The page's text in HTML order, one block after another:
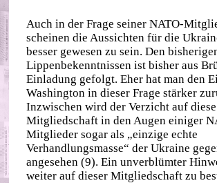
Auch in der Frage seiner NATO-
scheinen die Aussichten für die
besser gewesen zu sein. Den
Lippenbekenntnissen ist bisher aus
Einladung gefolgt. Eher hat man den
Washington in dieser Frage stärker
Inzwischen wird der Verzicht auf diese
Mitgliedschaft in den Augen einiger
Mitglieder sogar als „einzige echte
Verhandlungsmasse“ der Ukraine
angesehen (9). Ein unverblümter
weiter auf dieser Mitgliedschaft zu